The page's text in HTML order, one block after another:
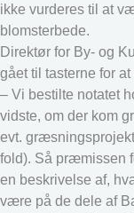
ikke vurderes til at
blomsterbede.
Direktør for By- og
gået til tasterne for
– Vi bestilte notatet
vidste, om der kom
evt.
fold). Så præmissen
en beskrivelse af,
være på de dele af